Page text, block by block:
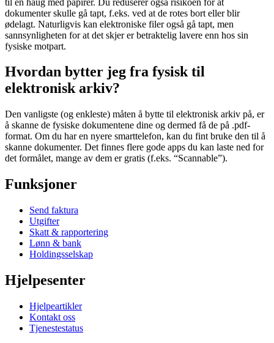
dokumenter skulle gå tapt, f.eks. ved at de rotes bort eller blir
ødelagt. Naturligvis kan elektroniske filer også gå tapt, men
sannsynligheten for at det skjer er betraktelig lavere enn hos sin
fysiske motpart.
Hvordan bytter jeg fra fysisk til
elektronisk arkiv?
Den vanligste (og enkleste) måten å bytte til elektronisk arkiv på, er
å skanne de fysiske dokumentene dine og dermed få de på .pdf-
format. Om du har en nyere smarttelefon, kan du fint bruke den til å
skanne dokumenter. Det finnes flere gode apps du kan laste ned for
det formålet, mange av dem er gratis (f.eks. “Scannable”).
Funksjoner
Send faktura
Utgifter
Skatt & rapportering
Lønn & bank
Holdingsselskap
Hjelpesenter
Hjelpeartikler
Kontakt oss
Tjenestestatus